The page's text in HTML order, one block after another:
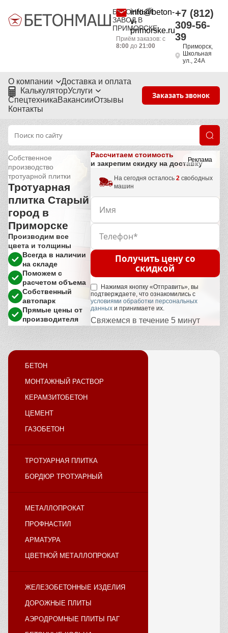
БЕТОННЫЙ
ЗАВОД В
ПРИМОРСКЕ
info@beton-
v-
primorske.ru
Приём заказов: с
8:00 до21:00
+7 (812)
309-56-
39
Приморск,
Школьная
ул., 24А
О компании
Доставка и оплата
КалькуляторУслуги
СпецтехникаВакансииОтзывы
Контакты
Заказать звонок
Реклама
Собственное
производство
тротуарной плитки
Тротуарная
плитка Старый
город в
Приморске
Производим все
цвета и толщины
Всегда в наличии
на складе
Поможем с
расчетом объема
Собственный
автопарк
Прямые цены от
производителя
Рассчитаем стоимость
и закрепим скидку на доставку
На сегодня осталось 2свободных
машин
Получить цену со
скидкой
Нажимая кнопку «Отправить», вы
подтверждаете, что ознакомились с
условиями обработки персональных
данныхи принимаете их.
Свяжемся в течение 5 минут
БЕТОН
МОНТАЖНЫЙ РАСТВОР
КЕРАМЗИТОБЕТОН
ЦЕМЕНТ
ГАЗОБЕТОН
ТРОТУАРНАЯ ПЛИТКА
БОРДЮР ТРОТУАРНЫЙ
МЕТАЛЛОПРОКАТ
ПРОФНАСТИЛ
АРМАТУРА
ЦВЕТНОЙ МЕТАЛЛОПРОКАТ
ЖЕЛЕЗОБЕТОННЫЕ ИЗДЕЛИЯ
ДОРОЖНЫЕ ПЛИТЫ
АЭРОДРОМНЫЕ ПЛИТЫ ПАГ